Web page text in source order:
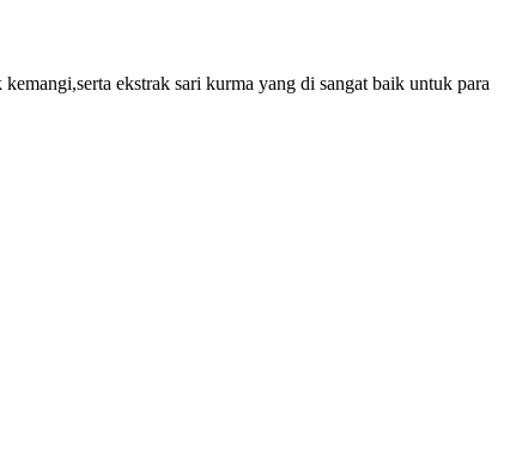
ekstrak sari kurma yang di sangat baik untuk para